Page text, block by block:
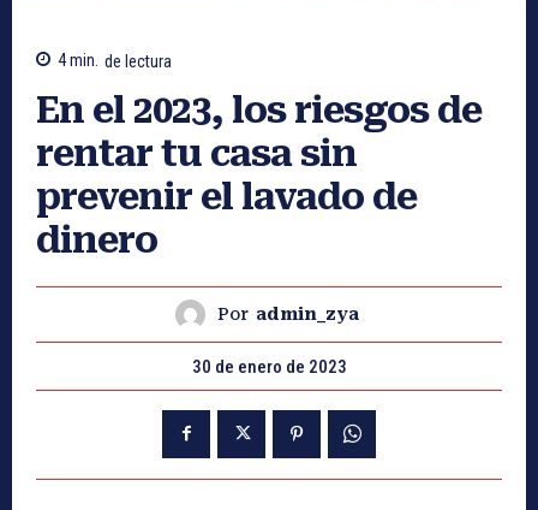
4min. de lectura
En el 2023, los riesgos de
rentar tu casa sin
prevenir el lavado de
dinero
Por admin_zya
30 de enero de 2023